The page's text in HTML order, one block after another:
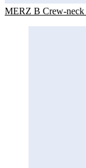
MERZ B Crew-